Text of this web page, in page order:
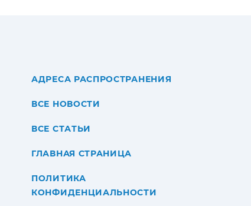
АДРЕСА РАСПРОСТРАНЕНИЯ
ВСЕ НОВОСТИ
ВСЕ СТАТЬИ
ГЛАВНАЯ СТРАНИЦА
ПОЛИТИКА
КОНФИДЕНЦИАЛЬНОСТИ